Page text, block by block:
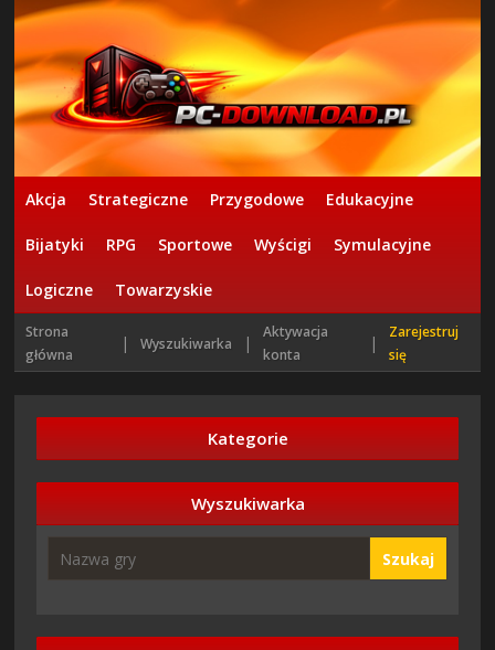
Akcja Strategiczne Przygodowe Edukacyjne
Bijatyki RPG Sportowe Wyścigi Symulacyjne
Logiczne Towarzyskie
Strona
główna
| Wyszukiwarka |
Aktywacja
konta
|
Zarejestruj
się
Kategorie
Wyszukiwarka
Szukaj